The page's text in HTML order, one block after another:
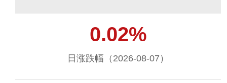
0.02%
日涨跌幅（2026-08-07）